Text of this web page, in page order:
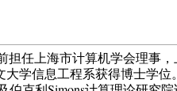
任上海市计算机学会理事
学信息工程系获得博士学